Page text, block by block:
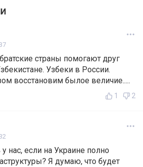
страны помогают друг
Узбеки в России.
восстановим былое величие.....
1 2
нас, если на Украине полно
Я думаю, что будет